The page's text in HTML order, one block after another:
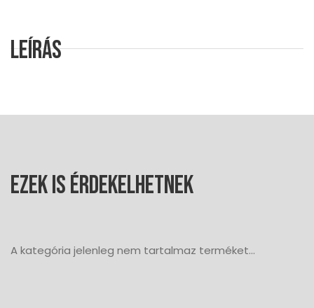
Leírás
Ezek is érdekelhetnek
A kategória jelenleg nem tartalmaz terméket...